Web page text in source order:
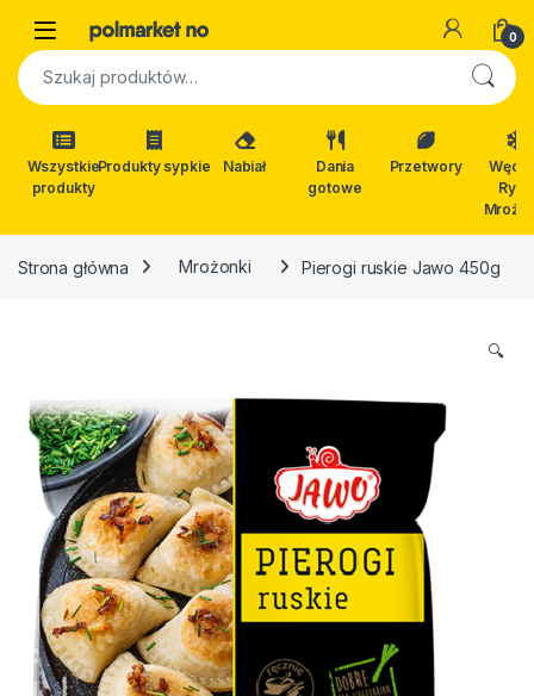
Open 0
Szukaj:
Wszystkie
produkty
Produkty sypkie Nabiał
Dania
gotowe
Przetwory
Ryby
Strona główna Mrożonki Pierogi ruskie Jawo 450g
🔍